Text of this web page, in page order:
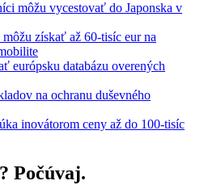
môžu vycestovať do Japonska v
získať až 60-tisíc eur na
európsku databázu overených
na ochranu duševného
inovátorom ceny až do 100-tisíc
Počúvaj.